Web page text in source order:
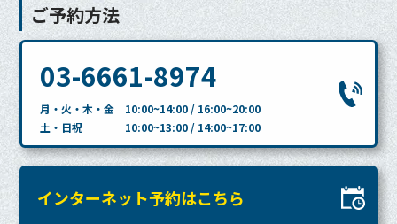
ご予約方法
03-6661-8974
月・火・木・金 10:00~14:00 / 16:00~20:00
土・日祝 10:00~13:00 / 14:00~17:00
インターネット予約はこちら